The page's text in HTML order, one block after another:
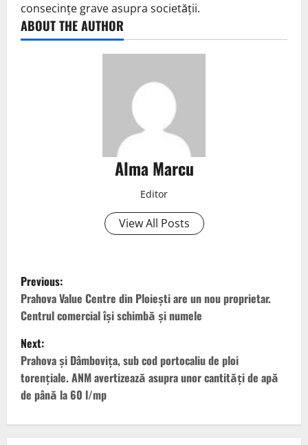
consecințe grave asupra societății.
ABOUT THE AUTHOR
Alma Marcu
Editor
View All Posts
Previous:
Prahova Value Centre din Ploiești are un nou proprietar.
Centrul comercial își schimbă și numele
Next:
Prahova și Dâmbovița, sub cod portocaliu de ploi
torențiale. ANM avertizează asupra unor cantități de apă
de până la 60 l/mp